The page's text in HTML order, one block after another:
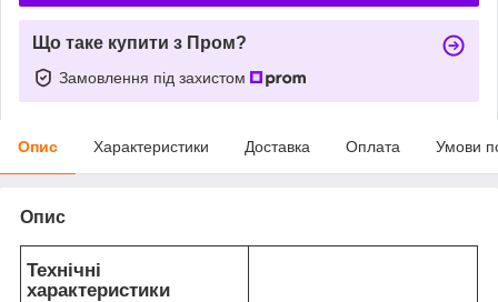
Що таке купити з Пром?
Замовлення під захистом
Опис Характеристики Доставка Оплата Умови
Опис
Технічні
характеристики